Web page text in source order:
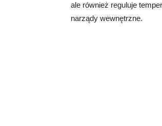
ale również reguluje
narządy wewnętrzne.